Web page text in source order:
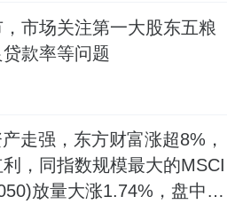
市场关注第一大股东五粮
款率等问题
走强，东方财富涨超8%，
，同指数规模最大的MSCI
放量大涨1.74%，盘中成